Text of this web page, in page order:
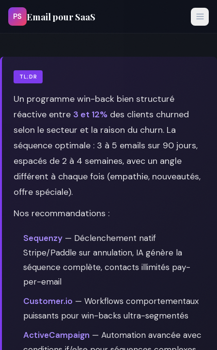
PS Email pour SaaS
TL;DR
Un programme win-back bien structuré
réactive entre 3 et 12% des clients churned
selon le secteur et la raison du churn. La
séquence optimale : 3 à 5 emails sur 90 jours,
espacés de 2 à 4 semaines, avec un angle
différent à chaque fois (empathie, nouveautés,
offre spéciale).
Nos recommandations :
Sequenzy — Déclenchement natif
Stripe/Paddle sur annulation, IA génère la
séquence complète, contacts illimités pay-
per-email
Customer.io — Workflows comportementaux
puissants pour win-backs ultra-segmentés
ActiveCampaign — Automation avancée avec